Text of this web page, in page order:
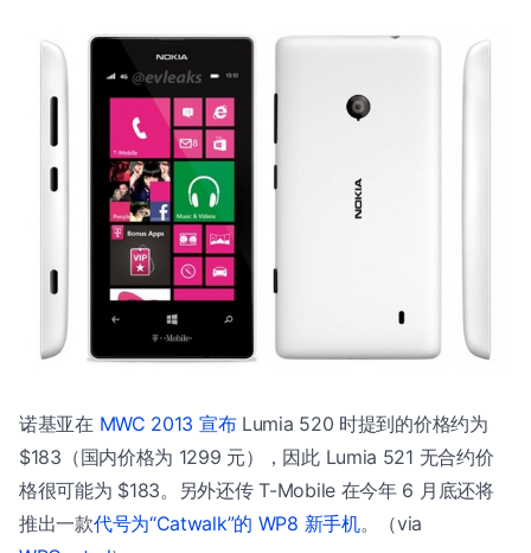
诺基亚在 MWC 2013 宣布Lumia 520 时提到的价格约为
$183（国内价格为 1299 元），因此 Lumia 521 无合约价
格很可能为 $183。另外还传 T-Mobile 在今年 6 月底还将
推出一款代号为“Catwalk”的 WP8 新手机。（via